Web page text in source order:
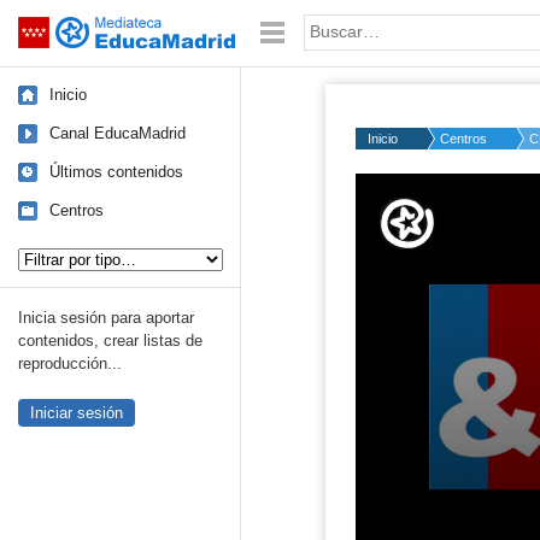
Saltar navegación Palabra o frase:
Inicio
Canal EducaMadrid
Últimos contenidos
Centros
Inicia sesión para aportar
contenidos, crear listas de
reproducción...
Iniciar sesión
Inicio Centros
50%